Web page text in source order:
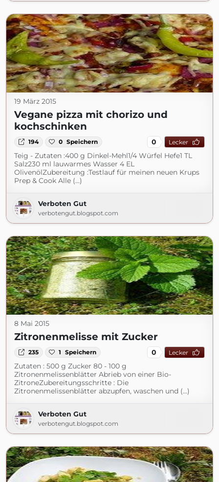
19 März 2015
Vegane pizza mit chorizo und
kochschinken
194 0 Speichern 0 Lecker
Teig - Zutaten :400 g Dinkel-Mehl1/4 Würfel Hefe1 TL
Salz230 ml lauwarmes Wasser 4 EL
OlivenölZubereitung :Testlauf für meinen neuen Krups
Prep & Cook Alle (...)
Verboten Gut
verbotengut.blogspot.com
8 Mai 2015
Zitronenmelisse mit Zucker
235 1 Speichern 0 Lecker
Zutaten : 500 g Zucker 80 - 100 g
Zitronenmelissenblätter Abrieb von einer Bio-
ZitroneZubereitungsschritte : Die
Zitronenmelissenblätter abzupfen, waschen und (...)
Verboten Gut
verbotengut.blogspot.com